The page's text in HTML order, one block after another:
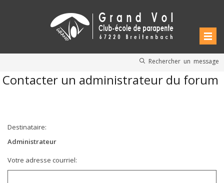
Rechercher un message
Contacter un administrateur du forum
Destinataire:
Administrateur
Votre adresse courriel: